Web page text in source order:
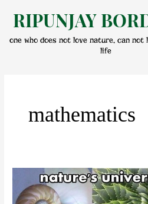
content
RIPUNJAY
one who does not love nature, can not
life
mathematics
নান্দনিকতা